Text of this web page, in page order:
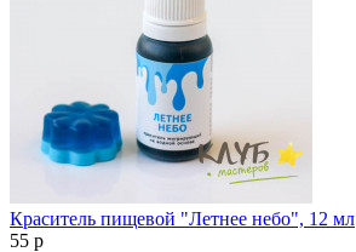
Краситель пищевой "Летнее небо", 12 мл
55 p